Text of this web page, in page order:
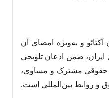
و به‌ویژه امضای آن
ضمن اذعان تلویحی
حقوقی مشترک و مساوی،
و روابط بین‌المللی است.